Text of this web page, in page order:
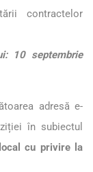
contractelor
10 septembrie
adresă e-
în subiectul
cu privire la